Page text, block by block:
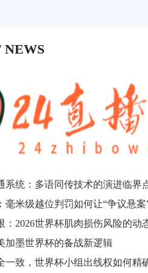
NEWS
加墨世界杯的备战新逻辑
一致，世界杯小组出线权如何精